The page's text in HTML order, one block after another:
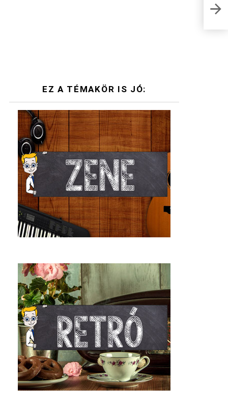
EZ A TÉMAKÖR IS JÓ: